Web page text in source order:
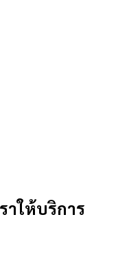
าให้บริการ